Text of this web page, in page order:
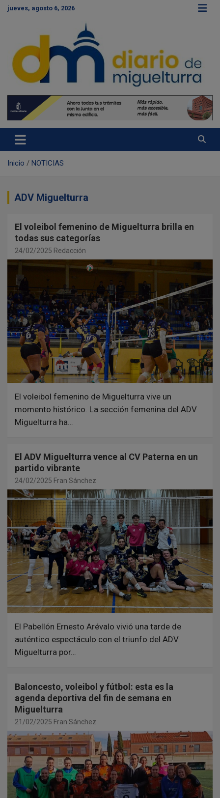
e
i
jueves, agosto 6, 2026
Diario de Miguelturra
Inicio NOTICIAS
ADV Miguelturra
El voleibol femenino de Miguelturra brilla en
todas sus categorías
24/02/2025 Redacción
El voleibol femenino de Miguelturra vive un
momento histórico. La sección femenina del ADV
Miguelturra ha…
El ADV Miguelturra vence al CV Paterna en un
partido vibrante
24/02/2025 Fran Sánchez
El Pabellón Ernesto Arévalo vivió una tarde de
auténtico espectáculo con el triunfo del ADV
Miguelturra por…
Baloncesto, voleibol y fútbol: esta es la
agenda deportiva del fin de semana en
Miguelturra
21/02/2025 Fran Sánchez